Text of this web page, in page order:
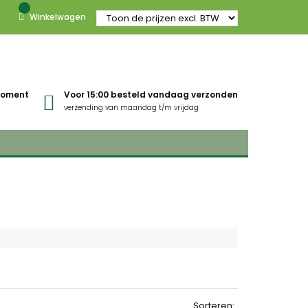
Winkelwagen
Voor 15:00 besteld vandaag verzonden
verzending van maandag t/m vrijdag